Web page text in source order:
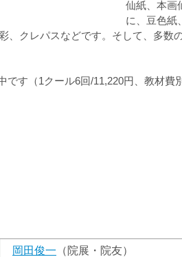
仙紙、本画
に、豆色紙
、クレパスなどです。そして、多数
す（1クール6回/11,220円、教材費
岡田俊一 （院展・院友）